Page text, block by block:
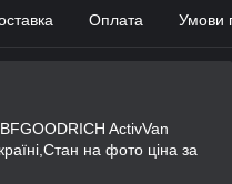
Оплата Умови
ActivVan
на фото ціна за